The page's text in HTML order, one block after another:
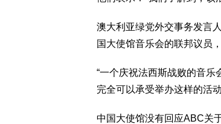
澳大利亚绿党外交事务发言
国大使馆音乐会的联邦议员
“一个庆祝法西斯战败的音乐
完全可以承受举办这样的活
中国大使馆没有回应ABC关